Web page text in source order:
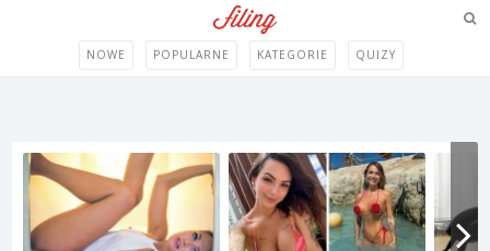
NOWE POPULARNE KATEGORIE QUIZY